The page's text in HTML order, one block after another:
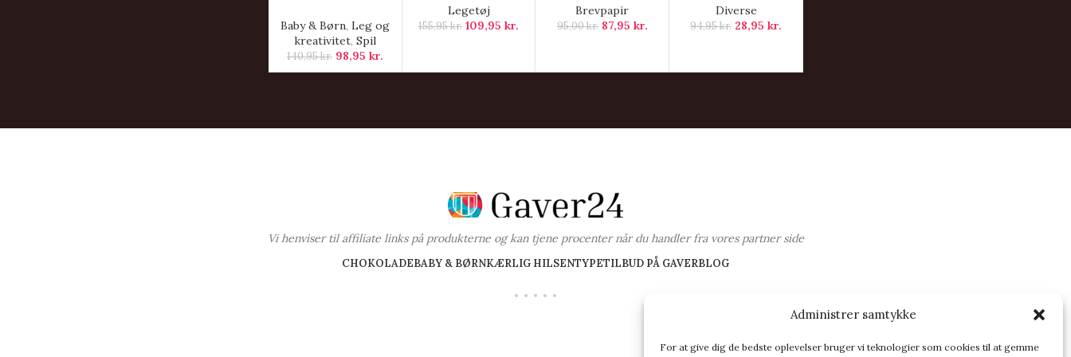
Administrer samtykke
For at give dig de bedste oplevelser bruger vi teknologier som cookies til at gemme
Baby & Børn, Leg og
kreativitet, Spil
140,95kr. 98,95 kr.
Legetøj
155,95kr. 109,95kr.
Brevpapir
95,00kr. 87,95 kr.
Diverse
94,95kr. 28,95kr.
Vi henviser til affiliate links på produkterne og kan tjene procenter når du handler fra vores partner side
CHOKOLADEBABY & BØRNKÆRLIG HILSENTYPETILBUD PÅ GAVERBLOG